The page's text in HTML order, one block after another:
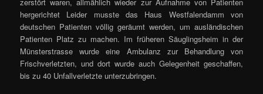
zerstört waren, allmählich wieder zur Aufnahme von Patienten
hergerichtet Leider musste das Haus Westfalendamm von
deutschen Patienten völlig geräumt werden, um ausländischen
Patienten Platz zu machen. Im früheren Säuglingsheim in der
Münsterstrasse wurde eine Ambulanz zur Behandlung von
Frischverletzten, und dort wurde auch Gelegenheit geschaffen,
bis zu 40 Unfallverletzte unterzubringen.